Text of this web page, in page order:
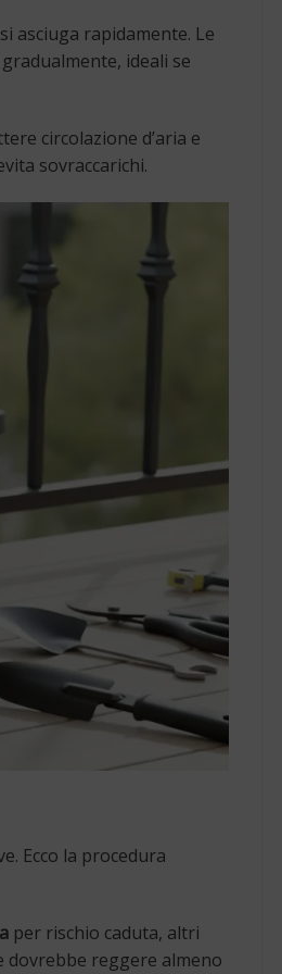
si asciuga rapidamente. Le
ideali se
circolazione d’aria e
sovraccarichi.
Ecco la procedura
per rischio caduta, altri
dovrebbe reggere almeno